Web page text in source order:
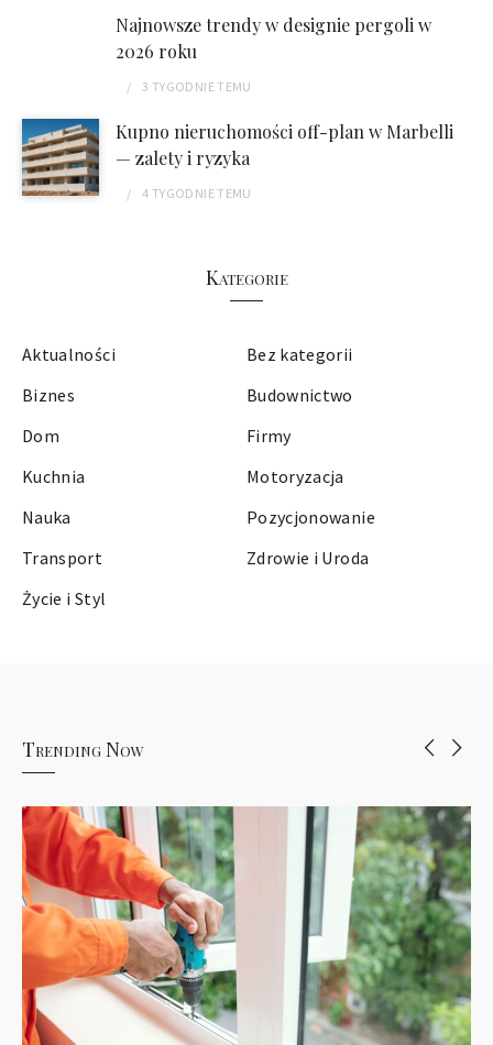
Najnowsze trendy w designie pergoli w
2026 roku
3 TYGODNIE TEMU
Kupno nieruchomości off-plan w Marbelli
— zalety i ryzyka
4 TYGODNIE TEMU
Kategorie
Aktualności
Bez kategorii
Biznes
Budownictwo
Dom
Firmy
Kuchnia
Motoryzacja
Nauka
Pozycjonowanie
Transport
Zdrowie i Uroda
Życie i Styl
Trending Now